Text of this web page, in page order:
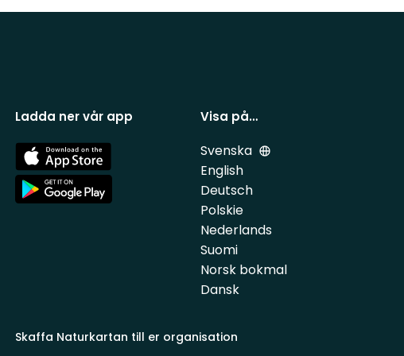
Ladda ner vår app
App
Store
App
Store
Visa på…
Svenska
English
Deutsch
Polskie
Nederlands
Suomi
Norsk bokmal
Dansk
Skaffa Naturkartan till er organisation